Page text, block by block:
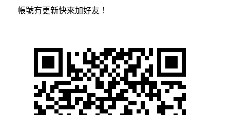
帳號有更新快來加好友！